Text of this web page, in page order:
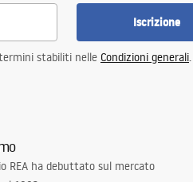
Iscrizione
stabiliti nelle Condizioni generali.
REA ha debuttato sul mercato